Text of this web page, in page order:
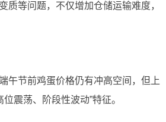
质等问题，不仅增加仓储运输难度，
午节前鸡蛋价格仍有冲高空间，但上
震荡、阶段性波动”特征。